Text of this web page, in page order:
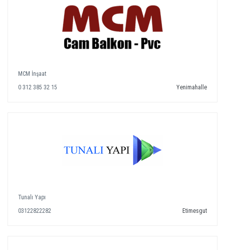
MCM İnşaat
0 312 385 32 15
Yenimahalle
Tunalı Yapı
03122822282
Etimesgut